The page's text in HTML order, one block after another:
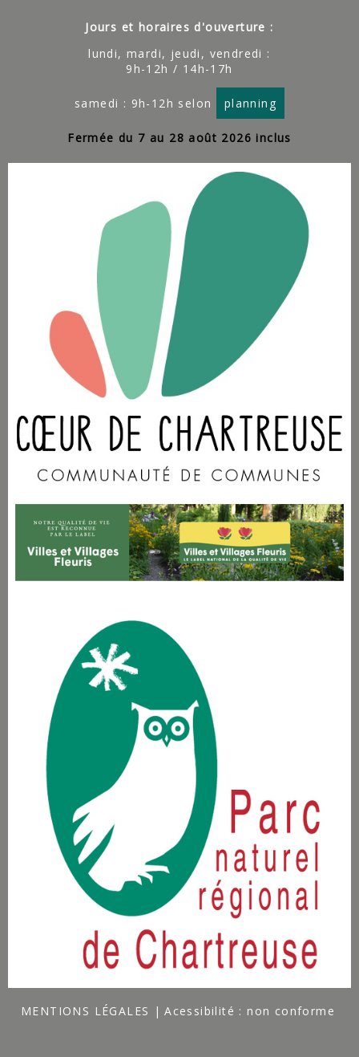
Jours et horaires d'ouverture :
lundi, mardi, jeudi, vendredi :
9h-12h / 14h-17h
samedi : 9h-12h selon planning
Fermée du 7 au 28 août 2026 inclus
MENTIONS LÉGALES Acessibilité : non conforme